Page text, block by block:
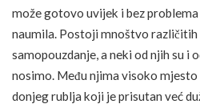
može gotovo uvijek i bez
naumila. Postoji mnoštvo
samopouzdanje, a neki od njih su i
nosimo. Među njima visoko
donjeg rublja koji je prisutan već